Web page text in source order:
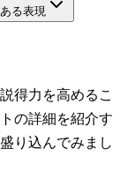
る表現
得力を高めるこ
の詳細を紹介す
り込んでみまし